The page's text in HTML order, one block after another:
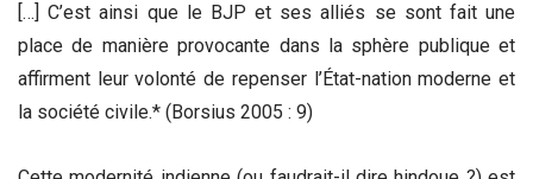
[…] C’est ainsi que le BJP et ses alliés se sont fait une
place de manière provocante dans la sphère publique et
affirment leur volonté de repenser l’État-nation moderne et
la société civile.* (Borsius 2005 : 9)